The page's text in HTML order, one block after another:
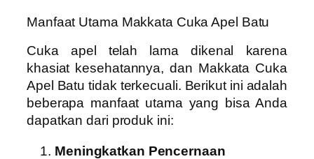
Manfaat Utama Makkata Cuka Apel Batu
Cuka apel telah lama dikenal karena
khasiat kesehatannya, dan Makkata Cuka
Apel Batu tidak terkecuali. Berikut ini adalah
beberapa manfaat utama yang bisa Anda
dapatkan dari produk ini:
Meningkatkan Pencernaan